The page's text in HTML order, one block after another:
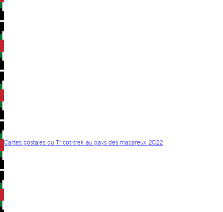
Cartes postales du Tricot-trek au pays des macareux 2022